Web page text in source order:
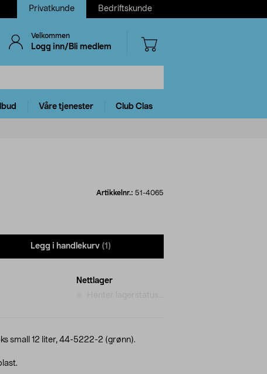
Privatkunde Bedriftskunde
Velkommen
Logg inn/Bli medlem
Våre tjenester Club Clas
Artikkelnr.: 51-4065
Legg i handlekurv (1)
Nettlager
small 12 liter, 44-5222-2 (grønn).